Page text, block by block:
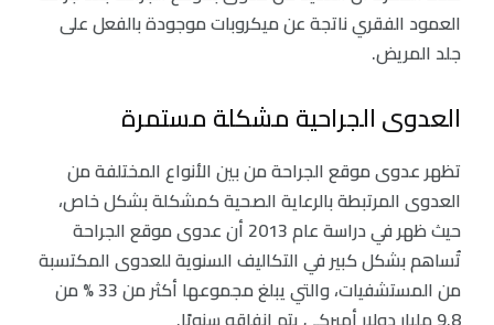
العمود الفقري ناتجة عن ميكروبات موجودة بالفعل على
جلد المريض.
العدوى الجراحية مشكلة مستمرة
تظهر عدوى موقع الجراحة من بين الأنواع المختلفة من
العدوى المرتبطة بالرعاية الصحية كمشكلة بشكل خاص،
حيث ظهر في دراسة عام 2013 أن عدوى موقع الجراحة
تُساهم بشكل كبير في التكاليف السنوية للعدوى المكتسبة
من المستشفيات، والتي يبلغ مجموعها أكثر من 33 % من